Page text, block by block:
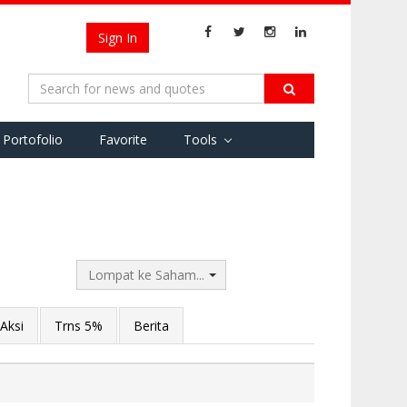
Sign In
Portofolio Favorite Tools
Lompat ke Saham...
Aksi Trns 5% Berita